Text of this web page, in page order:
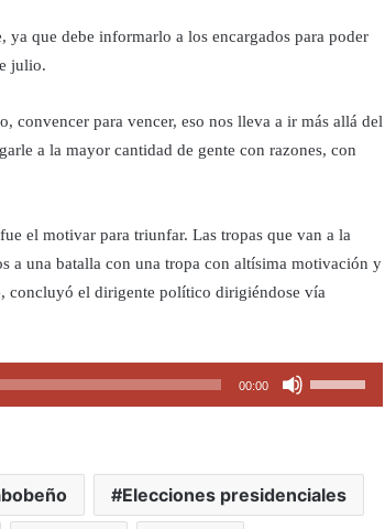
que debe informarlo a los encargados para poder
julio.
convencer para vencer, eso nos lleva a ir más allá del
a la mayor cantidad de gente con razones, con
el motivar para triunfar. Las tropas que van a la
a una batalla con una tropa con altísima motivación y
concluyó el dirigente político dirigiéndose vía
00:00
las
flecha
arriba/abajo
Elecciones presidenciales